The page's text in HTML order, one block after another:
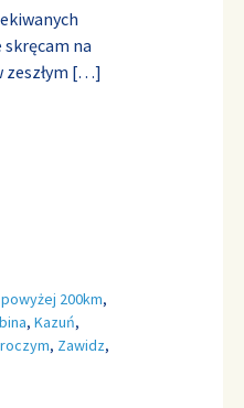
na
[…]
200km,
, Kazuń,
, Zawidz,